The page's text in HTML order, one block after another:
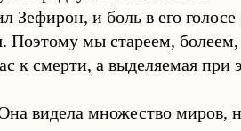
и боль в его
Поэтому мы стареем,
к смерти, а выделяемая при
видела множество миров,